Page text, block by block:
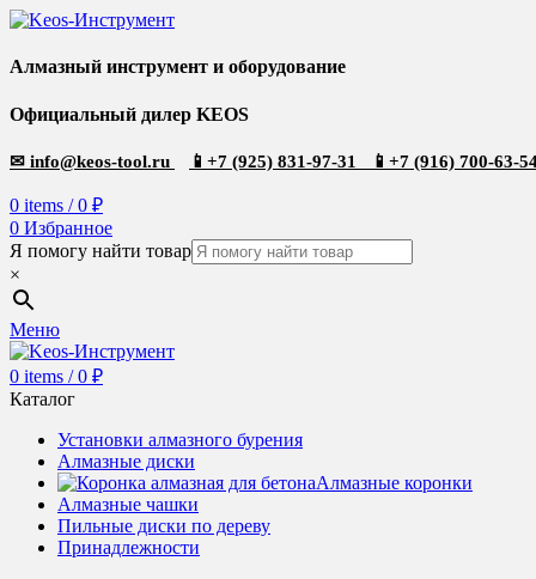
Алмазный инструмент и оборудование
Официальный дилер KEOS
✉ info@keos-tool.ru 📱 +7 (925) 831-97-31 📱 +7 (916) 700-63-
0 items / 0 ₽
0 Избранное
Я помогу найти товар
×
Меню
0 items / 0 ₽
Каталог
Установки алмазного бурения
Алмазные диски
Алмазные коронки
Алмазные чашки
Пильные диски по дереву
Принадлежности